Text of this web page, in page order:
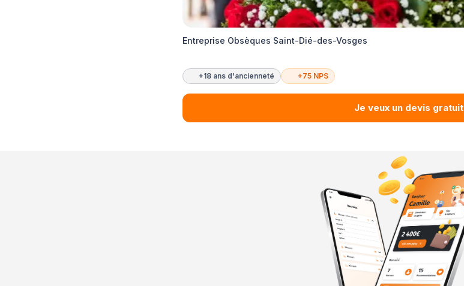
Entreprise Obsèques Saint-Dié-des-Vosges
+18 ans d'ancienneté +75 NPS
Je veux un devis gratuit